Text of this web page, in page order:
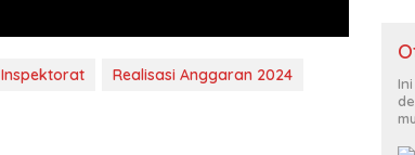
Inspektorat
Realisasi Anggaran 2024